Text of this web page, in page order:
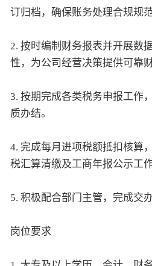
订归档，确保账务处理合规规范
2. 按时编制财务报表并开展数
性，为公司经营决策提供可靠
3. 按期完成各类税务申报工作
质办结。
4. 完成每月进项税额抵扣核算
税汇算清缴及工商年报公示工作
5. 积极配合部门主管，完成交
岗位要求